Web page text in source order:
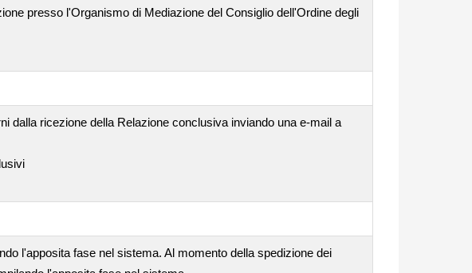
presso l'Organismo di Mediazione del Consiglio dell'Ordine degli
dalla ricezione della Relazione conclusiva inviando una e-mail a
l'apposita fase nel sistema. Al momento della spedizione dei